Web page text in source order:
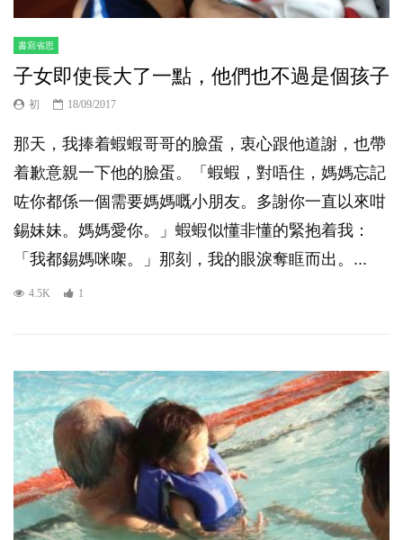
書寫省思
子女即使長大了一點，他們也不過是個孩子
初 18/09/2017
那天，我捧着蝦蝦哥哥的臉蛋，衷心跟他道謝，也帶
着歉意親一下他的臉蛋。「蝦蝦，對唔住，媽媽忘記
咗你都係一個需要媽媽嘅小朋友。多謝你一直以來咁
錫妹妹。媽媽愛你。」蝦蝦似懂非懂的緊抱着我：
「我都錫媽咪㗎。」那刻，我的眼淚奪眶而出。...
4.5K 1